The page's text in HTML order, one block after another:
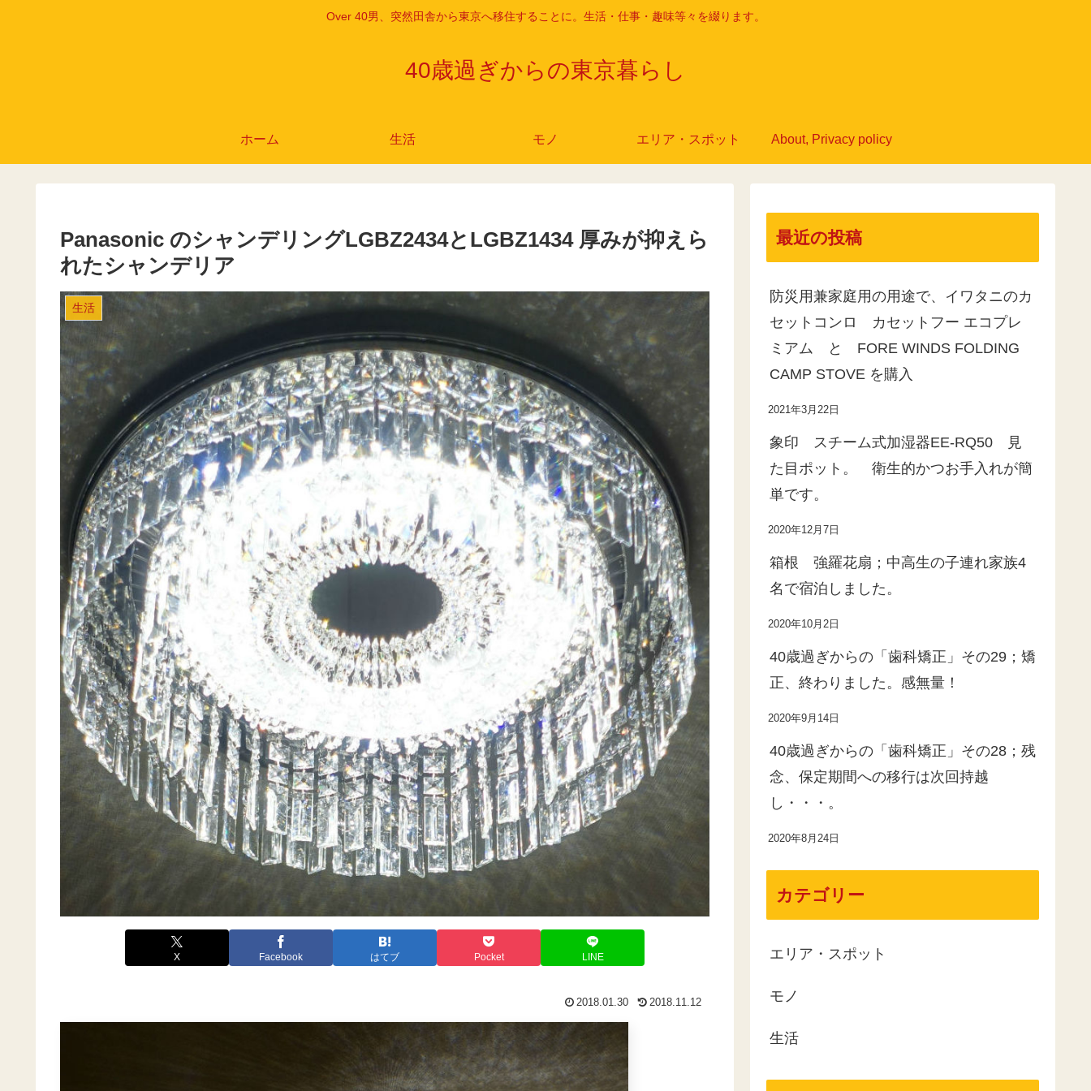
Over 40男、突然田舎から東京へ移住することに。生活・仕事・趣味等々を綴ります。
40歳過ぎからの東京暮らし
ホーム 生活 モノ エリア・スポット About, Privacy policy
Panasonic のシャンデリングLGBZ2434とLGBZ1434 厚みが抑えら
れたシャンデリア
生活
X Facebook はてブ Pocket LINE
2018.01.30 2018.11.12
最近の投稿
防災用兼家庭用の用途で、イワタニのカ
セットコンロ カセットフー エコプレ
ミアム と FORE WINDS FOLDING
CAMP STOVE を購入
2021年3月22日
象印 スチーム式加湿器EE-RQ50 見
た目ポット。 衛生的かつお手入れが簡
単です。
2020年12月7日
箱根 強羅花扇；中高生の子連れ家族4
名で宿泊しました。
2020年10月2日
40歳過ぎからの「歯科矯正」その29；矯
正、終わりました。感無量！
2020年9月14日
40歳過ぎからの「歯科矯正」その28；残
念、保定期間への移行は次回持越
し・・・。
2020年8月24日
カテゴリー
エリア・スポット
モノ
生活